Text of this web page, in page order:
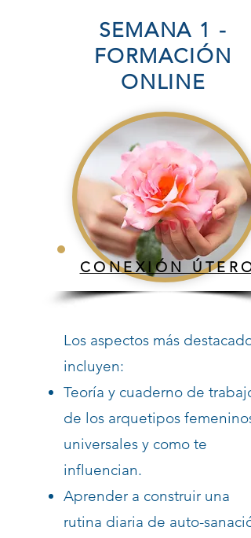
​​SEMANA 1 -
FORMACIÓN
ONLINE
CONEXIÓN ÚTERO
Los aspectos más destacados
incluyen:
Teoría y cuaderno de trabajo
de los arquetipos femeninos
universales y como te
influencian.
Aprender a construir una
rutina diaria de auto-